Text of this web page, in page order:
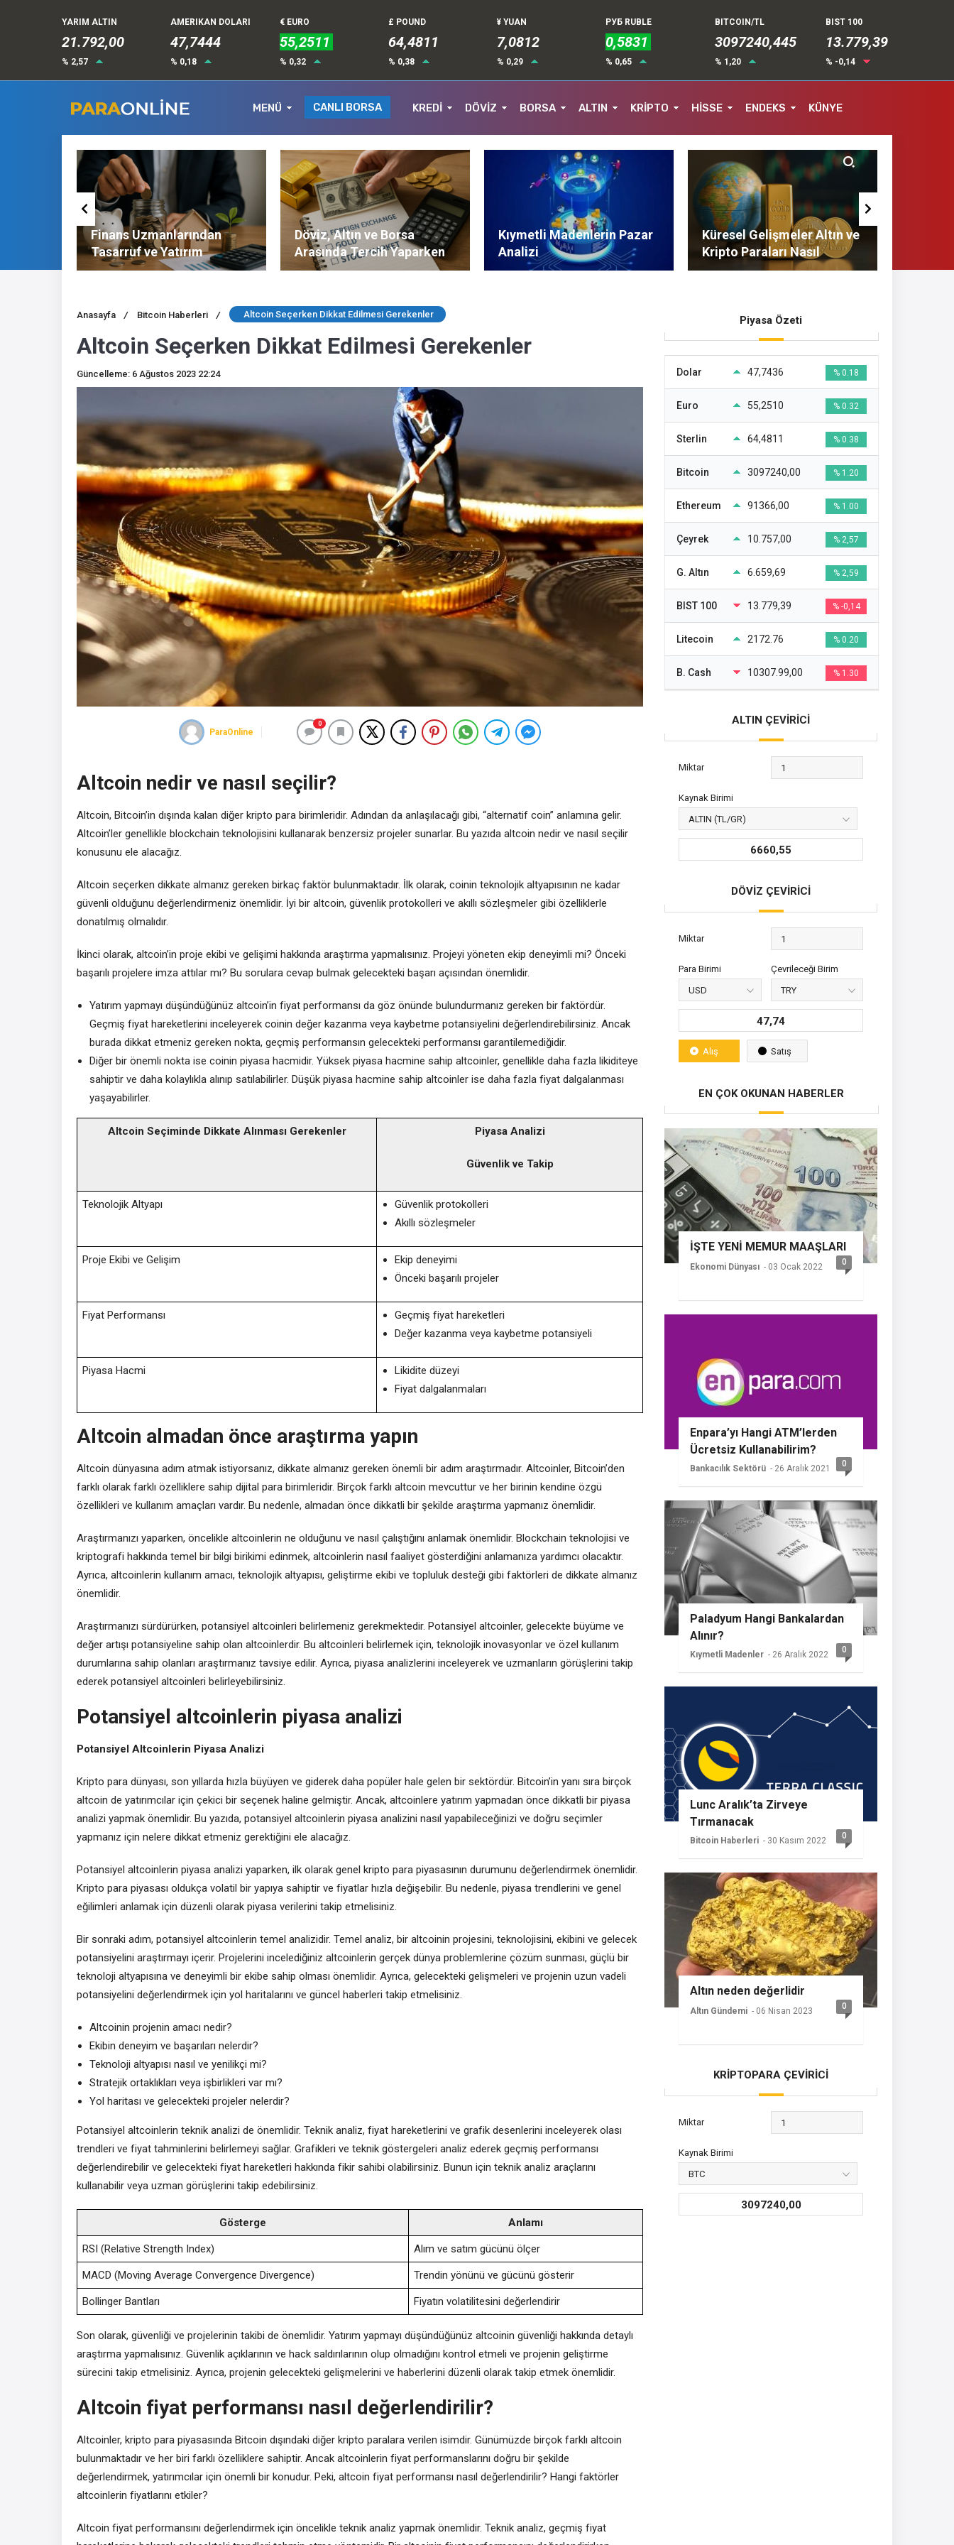
YARIM ALTIN
21.792,00
% 2,57
AMERIKAN DOLARI
47,7444
% 0,18
€ EURO
55,2511
% 0,32
£ POUND
64,4811
% 0,38
¥ YUAN
7,0812
% 0,29
РУБ RUBLE
0,5831
% 0,65
BITCOIN/TL
3097240,445
% 1,20
BIST 100
13.779,39
% -0,14
MENÜ CANLI BORSA KREDİ DÖVİZ BORSA ALTIN KRİPTO HİSSE ENDEKS KÜNYE
Finans Uzmanlarından
Tasarruf ve Yatırım
Tavsiyeleri
Döviz, Altın ve Borsa
Arasında Tercih Yaparken
Nelere Dikkat Edilmeli?
Kıymetli Madenlerin Pazar
Analizi
Küresel Gelişmeler Altın ve
Kripto Paraları Nasıl
Etkiliyor?
Anasayfa / Bitcoin Haberleri / Altcoin Seçerken Dikkat Edilmesi Gerekenler
Altcoin Seçerken Dikkat Edilmesi Gerekenler
Güncelleme: 6 Ağustos 2023 22:24
ParaOnline
0
Altcoin nedir ve nasıl seçilir?
Altcoin, Bitcoin’in dışında kalan diğer kripto para birimleridir. Adından da anlaşılacağı gibi, “alternatif coin” anlamına gelir.
Altcoin’ler genellikle blockchain teknolojisini kullanarak benzersiz projeler sunarlar. Bu yazıda altcoin nedir ve nasıl seçilir
konusunu ele alacağız.
Altcoin seçerken dikkate almanız gereken birkaç faktör bulunmaktadır. İlk olarak, coinin teknolojik altyapısının ne kadar
güvenli olduğunu değerlendirmeniz önemlidir. İyi bir altcoin, güvenlik protokolleri ve akıllı sözleşmeler gibi özelliklerle
donatılmış olmalıdır.
İkinci olarak, altcoin’in proje ekibi ve gelişimi hakkında araştırma yapmalısınız. Projeyi yöneten ekip deneyimli mi? Önceki
başarılı projelere imza attılar mı? Bu sorulara cevap bulmak gelecekteki başarı açısından önemlidir.
Yatırım yapmayı düşündüğünüz altcoin’in fiyat performansı da göz önünde bulundurmanız gereken bir faktördür.
Geçmiş fiyat hareketlerini inceleyerek coinin değer kazanma veya kaybetme potansiyelini değerlendirebilirsiniz. Ancak
burada dikkat etmeniz gereken nokta, geçmiş performansın gelecekteki performansı garantilemediğidir.
Diğer bir önemli nokta ise coinin piyasa hacmidir. Yüksek piyasa hacmine sahip altcoinler, genellikle daha fazla likiditeye
sahiptir ve daha kolaylıkla alınıp satılabilirler. Düşük piyasa hacmine sahip altcoinler ise daha fazla fiyat dalgalanması
yaşayabilirler.
Altcoin Seçiminde Dikkate Alınması Gerekenler Piyasa Analizi
Güvenlik ve Takip
Teknolojik Altyapı
Güvenlik protokolleri
Akıllı sözleşmeler
Proje Ekibi ve Gelişim
Ekip deneyimi
Önceki başarılı projeler
Fiyat Performansı
Geçmiş fiyat hareketleri
Değer kazanma veya kaybetme potansiyeli
Piyasa Hacmi
Likidite düzeyi
Fiyat dalgalanmaları
Altcoin almadan önce araştırma yapın
Altcoin dünyasına adım atmak istiyorsanız, dikkate almanız gereken önemli bir adım araştırmadır. Altcoinler, Bitcoin’den
farklı olarak farklı özelliklere sahip dijital para birimleridir. Birçok farklı altcoin mevcuttur ve her birinin kendine özgü
özellikleri ve kullanım amaçları vardır. Bu nedenle, almadan önce dikkatli bir şekilde araştırma yapmanız önemlidir.
Araştırmanızı yaparken, öncelikle altcoinlerin ne olduğunu ve nasıl çalıştığını anlamak önemlidir. Blockchain teknolojisi ve
kriptografi hakkında temel bir bilgi birikimi edinmek, altcoinlerin nasıl faaliyet gösterdiğini anlamanıza yardımcı olacaktır.
Ayrıca, altcoinlerin kullanım amacı, teknolojik altyapısı, geliştirme ekibi ve topluluk desteği gibi faktörleri de dikkate almanız
önemlidir.
Araştırmanızı sürdürürken, potansiyel altcoinleri belirlemeniz gerekmektedir. Potansiyel altcoinler, gelecekte büyüme ve
değer artışı potansiyeline sahip olan altcoinlerdir. Bu altcoinleri belirlemek için, teknolojik inovasyonlar ve özel kullanım
durumlarına sahip olanları araştırmanız tavsiye edilir. Ayrıca, piyasa analizlerini inceleyerek ve uzmanların görüşlerini takip
ederek potansiyel altcoinleri belirleyebilirsiniz.
Potansiyel altcoinlerin piyasa analizi
Potansiyel Altcoinlerin Piyasa Analizi
Kripto para dünyası, son yıllarda hızla büyüyen ve giderek daha popüler hale gelen bir sektördür. Bitcoin’in yanı sıra birçok
altcoin de yatırımcılar için çekici bir seçenek haline gelmiştir. Ancak, altcoinlere yatırım yapmadan önce dikkatli bir piyasa
analizi yapmak önemlidir. Bu yazıda, potansiyel altcoinlerin piyasa analizini nasıl yapabileceğinizi ve doğru seçimler
yapmanız için nelere dikkat etmeniz gerektiğini ele alacağız.
Potansiyel altcoinlerin piyasa analizi yaparken, ilk olarak genel kripto para piyasasının durumunu değerlendirmek önemlidir.
Kripto para piyasası oldukça volatil bir yapıya sahiptir ve fiyatlar hızla değişebilir. Bu nedenle, piyasa trendlerini ve genel
eğilimleri anlamak için düzenli olarak piyasa verilerini takip etmelisiniz.
Bir sonraki adım, potansiyel altcoinlerin temel analizidir. Temel analiz, bir altcoinin projesini, teknolojisini, ekibini ve gelecek
potansiyelini araştırmayı içerir. Projelerini incelediğiniz altcoinlerin gerçek dünya problemlerine çözüm sunması, güçlü bir
teknoloji altyapısına ve deneyimli bir ekibe sahip olması önemlidir. Ayrıca, gelecekteki gelişmeleri ve projenin uzun vadeli
potansiyelini değerlendirmek için yol haritalarını ve güncel haberleri takip etmelisiniz.
Altcoinin projenin amacı nedir?
Ekibin deneyim ve başarıları nelerdir?
Teknoloji altyapısı nasıl ve yenilikçi mi?
Stratejik ortaklıkları veya işbirlikleri var mı?
Yol haritası ve gelecekteki projeler nelerdir?
Potansiyel altcoinlerin teknik analizi de önemlidir. Teknik analiz, fiyat hareketlerini ve grafik desenlerini inceleyerek olası
trendleri ve fiyat tahminlerini belirlemeyi sağlar. Grafikleri ve teknik göstergeleri analiz ederek geçmiş performansı
değerlendirebilir ve gelecekteki fiyat hareketleri hakkında fikir sahibi olabilirsiniz. Bunun için teknik analiz araçlarını
kullanabilir veya uzman görüşlerini takip edebilirsiniz.
Gösterge Anlamı
RSI (Relative Strength Index) Alım ve satım gücünü ölçer
MACD (Moving Average Convergence Divergence) Trendin yönünü ve gücünü gösterir
Bollinger Bantları Fiyatın volatilitesini değerlendirir
Son olarak, güvenliği ve projelerinin takibi de önemlidir. Yatırım yapmayı düşündüğünüz altcoinin güvenliği hakkında detaylı
araştırma yapmalısınız. Güvenlik açıklarının ve hack saldırılarının olup olmadığını kontrol etmeli ve projenin geliştirme
sürecini takip etmelisiniz. Ayrıca, projenin gelecekteki gelişmelerini ve haberlerini düzenli olarak takip etmek önemlidir.
Altcoin fiyat performansı nasıl değerlendirilir?
Altcoinler, kripto para piyasasında Bitcoin dışındaki diğer kripto paralara verilen isimdir. Günümüzde birçok farklı altcoin
bulunmaktadır ve her biri farklı özelliklere sahiptir. Ancak altcoinlerin fiyat performanslarını doğru bir şekilde
değerlendirmek, yatırımcılar için önemli bir konudur. Peki, altcoin fiyat performansı nasıl değerlendirilir? Hangi faktörler
altcoinlerin fiyatlarını etkiler?
Altcoin fiyat performansını değerlendirmek için öncelikle teknik analiz yapmak önemlidir. Teknik analiz, geçmiş fiyat
Piyasa Özeti
Dolar 47,7436 % 0.18
Euro 55,2510 % 0.32
Sterlin 64,4811 % 0.38
Bitcoin 3097240,00 % 1.20
Ethereum 91366,00 % 1.00
Çeyrek 10.757,00 % 2,57
G. Altın 6.659,69 % 2,59
BIST 100 13.779,39 % -0,14
Litecoin 2172.76 % 0.20
B. Cash 10307.99,00 % 1.30
ALTIN ÇEVİRİCİ
Miktar
Kaynak Birimi
6660,55
DÖVİZ ÇEVİRİCİ
Miktar
Para Birimi Çevrileceği Birim
47,74
Alış Satış
EN ÇOK OKUNAN HABERLER
İŞTE YENİ MEMUR MAAŞLARI
Ekonomi Dünyası - 03 Ocak 2022 0
Enpara’yı Hangi ATM’lerden
Ücretsiz Kullanabilirim?
Bankacılık Sektörü - 26 Aralık 2021 0
Paladyum Hangi Bankalardan
Alınır?
Kıymetli Madenler - 26 Aralık 2022 0
Lunc Aralık’ta Zirveye
Tırmanacak
Bitcoin Haberleri - 30 Kasım 2022 0
Altın neden değerlidir
Altın Gündemi - 06 Nisan 2023 0
KRİPTOPARA ÇEVİRİCİ
Miktar
Kaynak Birimi
3097240,00